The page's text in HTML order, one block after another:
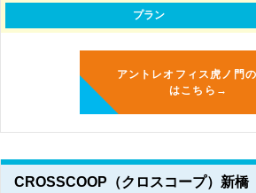
プラン
アントレオフィス虎ノ門
はこちら→
CROSSCOOP（クロスコープ）新橋